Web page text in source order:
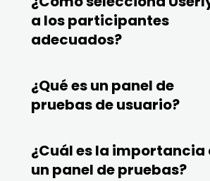
a los participantes
adecuados?
¿Qué es un panel de
pruebas de usuario?
¿Cuál es la importancia
un panel de pruebas?